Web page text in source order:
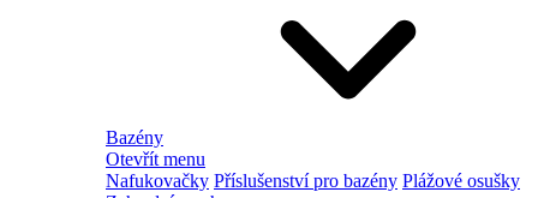
Bazény
Otevřít menu
Nafukovačky Příslušenství pro bazény Plážové osušky